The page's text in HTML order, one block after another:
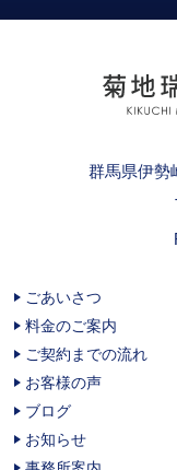
群馬県伊勢
ごあいさつ
料金のご案内
ご契約までの流れ
お客様の声
ブログ
お知らせ